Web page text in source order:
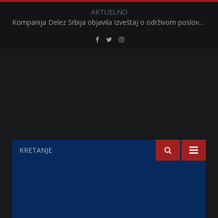
AKTUELNO
Kompanija Delez Srbija objavila Izveštaj o održivom poslovanju za 2025. godinu Briga o zajednici kroz program „Hrana za sve“ i edukaciju učenika
RetailRetailRetail
KRETANJE